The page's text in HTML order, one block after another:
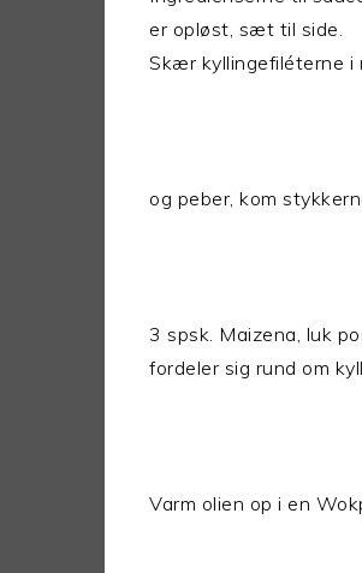
er opløst, sæt til side.
Skær kyllingefiléterne i
og peber, kom
3 spsk. Maizena, luk
fordeler sig rund om
Varm olien op i en